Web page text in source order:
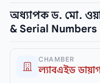
অধ্যাপক ড. মো.
& Serial Numbers
CHAMBER
ল্যাবএইড